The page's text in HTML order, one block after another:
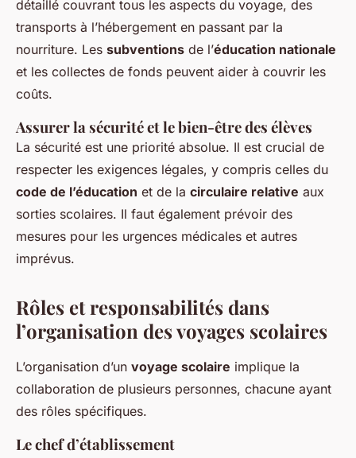
détaillé couvrant tous les aspects du voyage, des
transports à l’hébergement en passant par la
nourriture. Les subventions de l’éducation nationale
et les collectes de fonds peuvent aider à couvrir les
coûts.
Assurer la sécurité et le bien-être des élèves
La sécurité est une priorité absolue. Il est crucial de
respecter les exigences légales, y compris celles du
code de l’éducation et de la circulaire relative aux
sorties scolaires. Il faut également prévoir des
mesures pour les urgences médicales et autres
imprévus.
Rôles et responsabilités dans
l’organisation des voyages scolaires
L’organisation d’un voyage scolaire implique la
collaboration de plusieurs personnes, chacune ayant
des rôles spécifiques.
Le chef d’établissement